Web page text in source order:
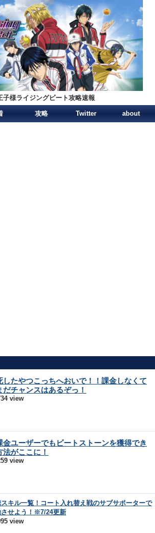
様ライジングビート攻略速報
攻略 Twitter about
したやつこっちへおいで！！課金しなくて
だチャンスはあるぞっ！
view
金ユーザーでもビートストーンを獲得でき
法がここに！
view
キル一覧！コート入れ替え戦のサブサポーターで
させよう！※7/24更新
view